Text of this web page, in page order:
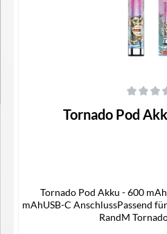
Tornado Pod
Tornado Pod Akku - 600
mAhUSB-C AnschlussPassend
RandM